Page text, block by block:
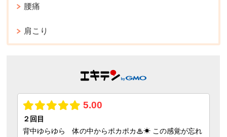
腰痛
肩こり